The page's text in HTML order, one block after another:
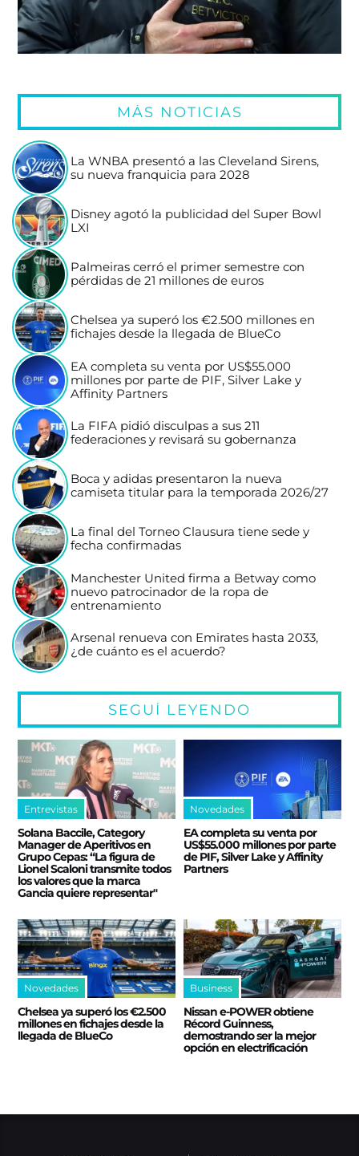
MÁS NOTICIAS
La WNBA presentó a las Cleveland Sirens,
su nueva franquicia para 2028
Disney agotó la publicidad del Super Bowl
LXI
Palmeiras cerró el primer semestre con
pérdidas de 21 millones de euros
Chelsea ya superó los €2.500 millones en
fichajes desde la llegada de BlueCo
EA completa su venta por US$55.000
millones por parte de PIF, Silver Lake y
Affinity Partners
La FIFA pidió disculpas a sus 211
federaciones y revisará su gobernanza
Boca y adidas presentaron la nueva
camiseta titular para la temporada 2026/27
La final del Torneo Clausura tiene sede y
fecha confirmadas
Manchester United firma a Betway como
nuevo patrocinador de la ropa de
entrenamiento
Arsenal renueva con Emirates hasta 2033,
¿de cuánto es el acuerdo?
SEGUÍ LEYENDO
Entrevistas
Solana Baccile, Category
Manager de Aperitivos en
Grupo Cepas: “La figura de
Lionel Scaloni transmite todos
los valores que la marca
Gancia quiere representar"
Novedades
EA completa su venta por
US$55.000 millones por parte
de PIF, Silver Lake y Affinity
Partners
Novedades
Chelsea ya superó los €2.500
millones en fichajes desde la
llegada de BlueCo
Business
Nissan e‑POWER obtiene
Récord Guinness,
demostrando ser la mejor
opción en electrificación